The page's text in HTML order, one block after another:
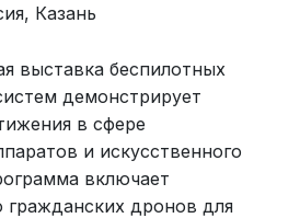
Казань
выставка беспилотных
демонстрирует
в сфере
и искусственного
включает
дронов для